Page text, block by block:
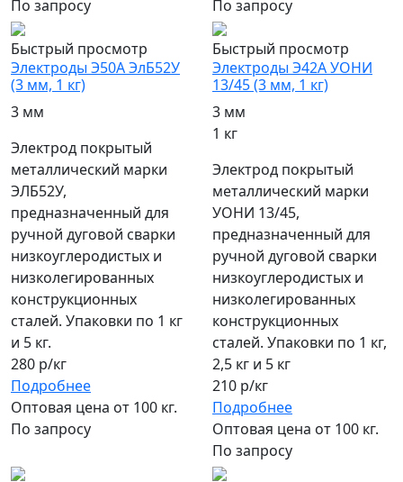
По запросу
По запросу
Быстрый просмотр
Электроды Э50А ЭлБ52У
(3 мм, 1 кг)
3 мм
Электрод покрытый
металлический марки
ЭЛБ52У,
предназначенный для
ручной дуговой сварки
низкоуглеродистых и
низколегированных
конструкционных
сталей. Упаковки по 1 кг
и 5 кг.
280 р/кг
Подробнее
Оптовая цена от 100 кг.
По запросу
Быстрый просмотр
Электроды Э42А УОНИ
13/45 (3 мм, 1 кг)
3 мм
1 кг
Электрод покрытый
металлический марки
УОНИ 13/45,
предназначенный для
ручной дуговой сварки
низкоуглеродистых и
низколегированных
конструкционных
сталей. Упаковки по 1 кг,
2,5 кг и 5 кг
210 р/кг
Подробнее
Оптовая цена от 100 кг.
По запросу